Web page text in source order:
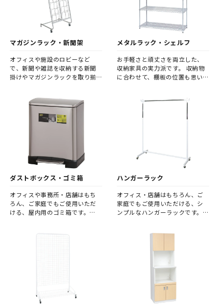
マガジンラック・新聞架
オフィスや施設のロビーなど
で、新聞や雑誌を収納する新聞
掛けやマガジンラックを取り揃
メタルラック・シェルフ
お手軽さと頑丈さを両立した、
収納家具の実力派です。 収納物
に合わせて、棚板の位置も思い通
ダストボックス・ゴミ箱
オフィスや事務所・店舗はもち
ろん、ご家庭でもご使用いただ
ける、屋内用のゴミ箱です。
ハンガーラック
オフィス・店舗はもちろん、ご
家庭でもご使用いただける、シ
ンプルなハンガーラックです。
がありますので、一台置いてお
けば、来客用としても重宝する
のではないでしょうか。